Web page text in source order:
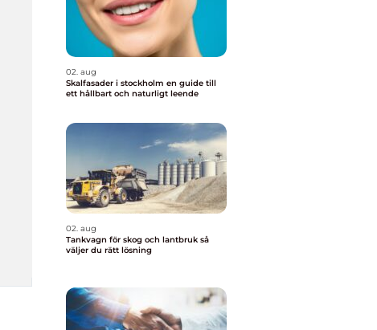
02. aug
Skalfasader i stockholm en guide till
ett hållbart och naturligt leende
02. aug
Tankvagn för skog och lantbruk så
väljer du rätt lösning